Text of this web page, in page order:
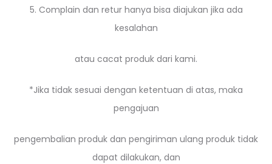
5. Complain dan retur hanya bisa diajukan jika ada
kesalahan
atau cacat produk dari kami.
*Jika tidak sesuai dengan ketentuan di atas, maka
pengajuan
pengembalian produk dan pengiriman ulang produk tidak
dapat dilakukan, dan